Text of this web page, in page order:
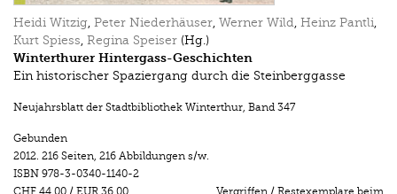
Heidi Witzig, Peter Niederhäuser, Werner Wild, Heinz Pantli,
Kurt Spiess, Regina Speiser (Hg.)
Winterthurer Hintergass-Geschichten
Ein historischer Spaziergang durch die Steinberggasse
Neujahrsblatt der Stadtbibliothek Winterthur, Band 347
Gebunden
2012. 216 Seiten, 216 Abbildungen s/w.
ISBN 978-3-0340-1140-2
CHF 44.00 / EUR 36.00
Vergriffen / Restexemplare beim